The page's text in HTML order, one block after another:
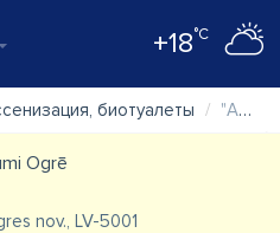
+18°C
биотуалеты "Adax 2" SIA
Ogrē
nov., LV-5001